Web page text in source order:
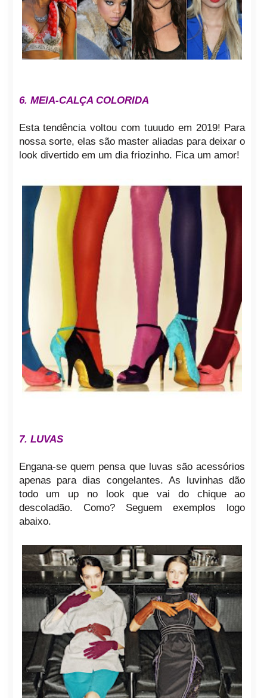
6. MEIA-CALÇA COLORIDA
Esta tendência voltou com tuuudo em 2019! Para
nossa sorte, elas são master aliadas para deixar o
look divertido em um dia friozinho. Fica um amor!
7. LUVAS
Engana-se quem pensa que luvas são acessórios
apenas para dias congelantes. As luvinhas dão
todo um up no look que vai do chique ao
descoladão. Como? Seguem exemplos logo
abaixo.